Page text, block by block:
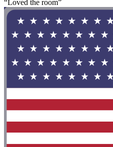
“Loved the room”